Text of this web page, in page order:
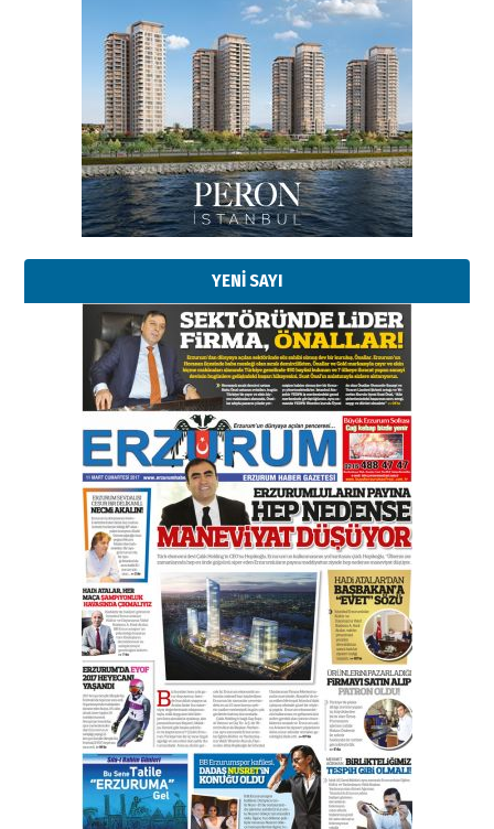
YENİ SAYI
Esat BİNDESEN
Başkan Sekmen’den Erzurum’a
bir vizyon proje daha!
02 Ağustos 2026 Pazar
Kadir SABUNCUOĞLU
Erzurumspor’un köşe taşları
29 Haziran 2026 Pazartesi
Kenan GÜLERCİ
Murat Şahsuvaroğlu ERKON’da
çıtayı yukarı taşırken,
yönetimdekiler aşağı
çekmemeli!
17 Şubat 2026 SalıOrhan BOZKURT
Bir fotoğraf, bir şehir, bir
gazeteci… Dizginler kimin
elinde?
31 Mart 2026 Salı
A. Berhan Yılmaz
BİR BÖLÜM DEĞİL, BİR ÖMÜR
SEÇİYORSUNUZ… “NEDEN
ATATÜRK ÜNİVERSİTESİ?”
28 Temmuz 2026 Salı
Ahmet Gökhan YAZICI
Ahmed Yesevi’den bir Alperen…
”Reisimiz” idi… Hakka yürüdü.!
26 Mart 2026 Perşembe
Cem Bakırcı
Ardında bıraktığı hatıralarıyla
gönül adamı Faruk Terzioğlu!
13 Mayıs 2026 Çarşamba
Esat BİNDESEN